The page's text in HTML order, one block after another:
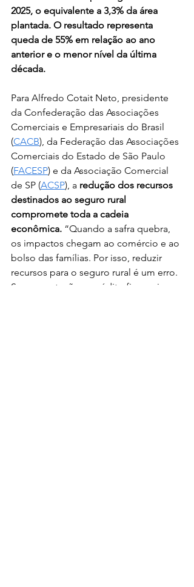
2025, o equivalente a 3,3% da área
plantada. O resultado representa
queda de 55% em relação ao ano
anterior e o menor nível da última
década.
Para Alfredo Cotait Neto, presidente
da Confederação das Associações
Comerciais e Empresariais do Brasil
(CACB), da Federação das Associações
Comerciais do Estado de São Paulo
(FACESP) e da Associação Comercial
de SP (ACSP), a redução dos recursos
destinados ao seguro rural
compromete toda a cadeia
econômica. “Quando a safra quebra,
os impactos chegam ao comércio e ao
bolso das famílias. Por isso, reduzir
recursos para o seguro rural é um erro.
Sem a proteção, o crédito fica mais